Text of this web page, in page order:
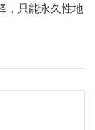
，只能永久性地